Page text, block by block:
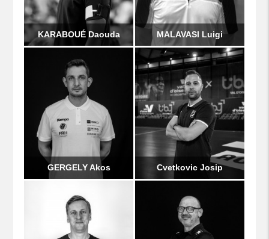
MALAVASI Luigi
KARABOUÉ Daouda
GERGELY Akos Cvetkovic Josip